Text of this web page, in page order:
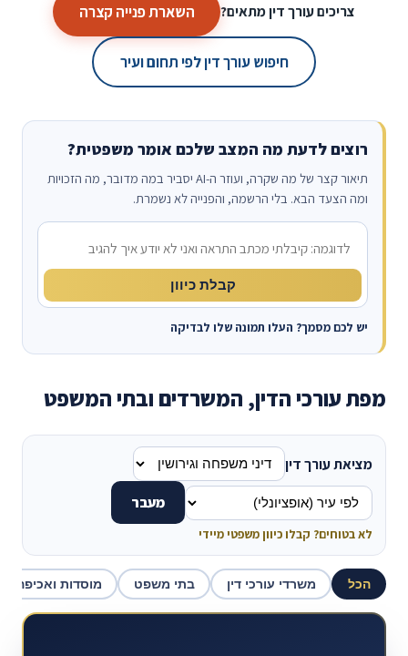
צריכים עורך דין מתאים? השארת פנייה קצרה
חיפוש עורך דין לפי תחום ועיר
רוצים לדעת מה המצב שלכם אומר משפטית?
תיאור קצר של מה שקרה, ועוזר ה-AI יסביר במה מדובר, מה הזכויות
ומה הצעד הבא. בלי הרשמה, והפנייה לא נשמרת.
מה קרה?
קבלת כיוון
יש לכם מסמך? העלו תמונה שלו לבדיקה
מפת עורכי הדין, המשרדים ובתי המשפט
מציאת עורך דין
מעבר
לא בטוחים? קבלו כיוון משפטי מיידי
הכל משרדי עורכי דין בתי משפט מוסדות ואכיפה